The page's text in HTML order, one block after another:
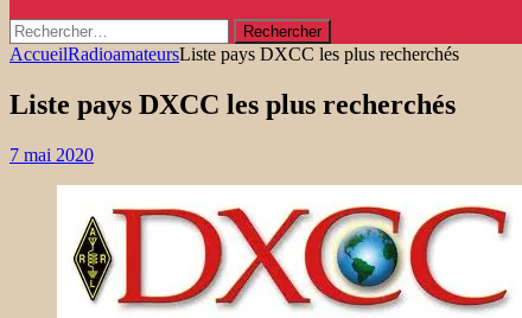
Rechercher :
AccueilRadioamateursListe pays DXCC les plus recherchés
Liste pays DXCC les plus recherchés
7 mai 2020